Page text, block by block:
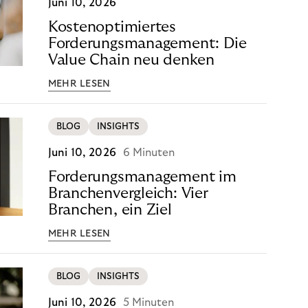
Juni 10, 2026
Kostenoptimiertes
Forderungsmanagement: Die
Value Chain neu denken
MEHR LESEN
BLOG INSIGHTS
Juni 10, 2026 6 Minuten
Forderungsmanagement im
Branchenvergleich: Vier
Branchen, ein Ziel
MEHR LESEN
BLOG INSIGHTS
Juni 10, 2026 5 Minuten